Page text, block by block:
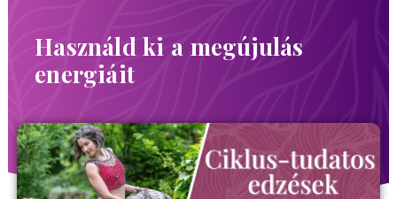
Használd ki a megújulás
energiáit